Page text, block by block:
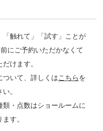
「触れて」「試す」ことが
にご予約いただかなくて
けます。
いて、詳しくはこちらを
。
・点数はショールームに
す。